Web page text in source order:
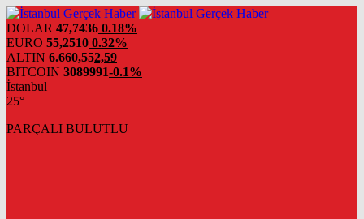
DOLAR 47,7436 0.18%
EURO 55,2510 0.32%
ALTIN 6.660,552,59
BITCOIN 3089991-0.1%
İstanbul
25°
PARÇALI BULUTLU